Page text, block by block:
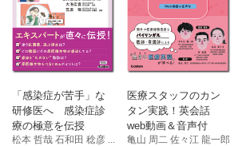
「感染症が苦手」な
研修医へ 感染症診
療の極意を伝授
松本 哲哉 石和田 稔彦 ...
医療スタッフのカン
タン実践！英会話
web動画＆音声付
亀山 周二 佐々江 龍一郎